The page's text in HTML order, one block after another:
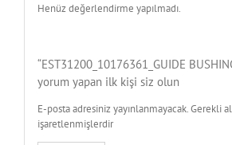
Henüz değerlendirme yapılmadı.
“EST31200_10176361_GUIDE
yorum yapan ilk kişi siz olun
E-posta adresiniz yayınlanmayacak. Gerekli
işaretlenmişlerdir